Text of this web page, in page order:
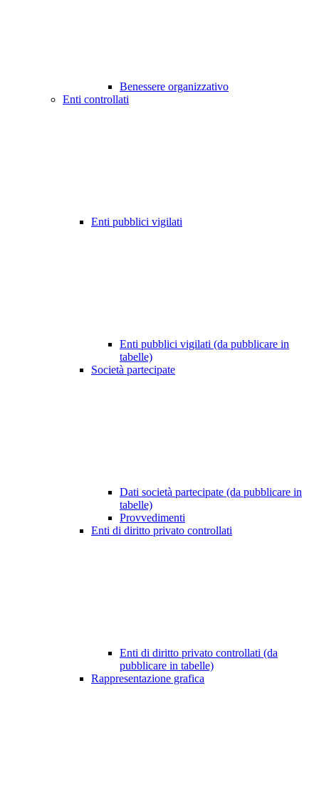
Benessere organizzativo
Enti controllati
Enti pubblici vigilati
Enti pubblici vigilati (da pubblicare in
tabelle)
Società partecipate
Dati società partecipate (da pubblicare in
tabelle)
Provvedimenti
Enti di diritto privato controllati
Enti di diritto privato controllati (da
pubblicare in tabelle)
Rappresentazione grafica